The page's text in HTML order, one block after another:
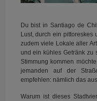
Du bist in Santiago de
Lust, durch ein pittoreskes
zudem viele Lokale aller
und ein kühles Getränk zu
Stimmung kommen
jemanden auf der
empfehlen: nämlich das
Warum ist dieses